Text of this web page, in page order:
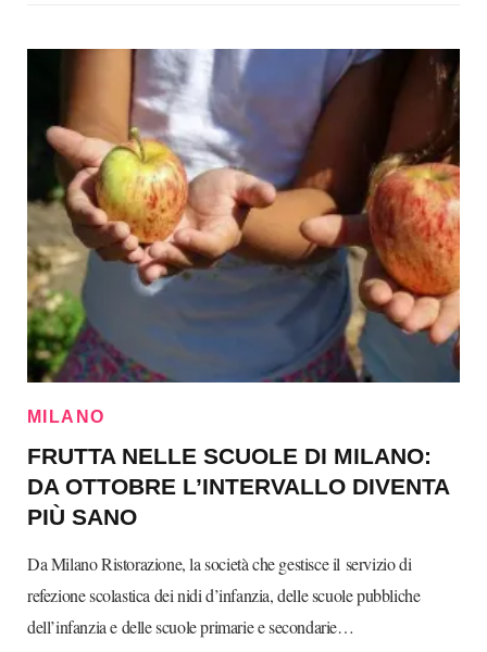
MILANO
FRUTTA NELLE SCUOLE DI MILANO:
DA OTTOBRE L’INTERVALLO DIVENTA
PIÙ SANO
Da Milano Ristorazione, la società che gestisce il servizio di
refezione scolastica dei nidi d’infanzia, delle scuole pubbliche
dell’infanzia e delle scuole primarie e secondarie…